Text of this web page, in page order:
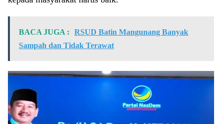
BACA JUGA :
RSUD Batin Mangunang Banyak
Sampah dan Tidak Terawat